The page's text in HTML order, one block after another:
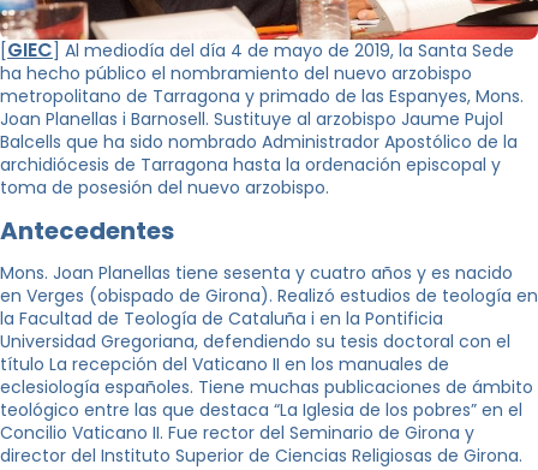
[GIEC] Al mediodía del día 4 de mayo de 2019, la Santa Sede
ha hecho público el nombramiento del nuevo arzobispo
metropolitano de Tarragona y primado de las Espanyes, Mons.
Joan Planellas i Barnosell. Sustituye al arzobispo Jaume Pujol
Balcells que ha sido nombrado Administrador Apostólico de la
archidiócesis de Tarragona hasta la ordenación episcopal y
toma de posesión del nuevo arzobispo.
Antecedentes
Mons. Joan Planellas tiene sesenta y cuatro años y es nacido
en Verges (obispado de Girona). Realizó estudios de teología en
la Facultad de Teología de Cataluña i en la Pontificia
Universidad Gregoriana, defendiendo su tesis doctoral con el
título La recepción del Vaticano II en los manuales de
eclesiología españoles. Tiene muchas publicaciones de ámbito
teológico entre las que destaca “La Iglesia de los pobres” en el
Concilio Vaticano II. Fue rector del Seminario de Girona y
director del Instituto Superior de Ciencias Religiosas de Girona.